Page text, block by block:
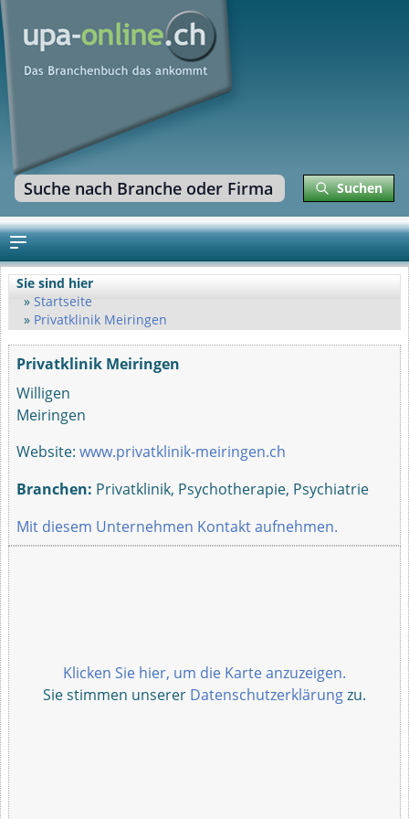
Suchen
Sie sind hier
Startseite
Privatklinik Meiringen
Privatklinik Meiringen
Willigen
Meiringen
Website: www.privatklinik-meiringen.ch
Branchen: Privatklinik, Psychotherapie, Psychiatrie
Mit diesem Unternehmen Kontakt aufnehmen.
Klicken Sie hier, um die Karte anzuzeigen.
Sie stimmen unserer Datenschutzerklärungzu.